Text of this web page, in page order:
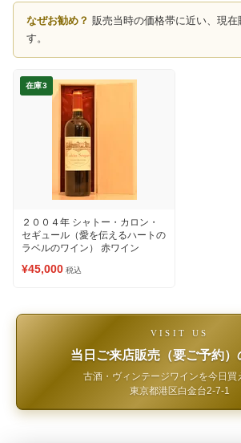
なぜお勧め？ 販売当時の価格帯に近い、現
す。
在庫3
２００４年 シャトー・カロン・
セギュール（愛を伝えるハートの
ラベルのワイン） 赤ワイン
¥45,000 税込
VISIT US
当日ご来店販売（要ご予約）
古酒・ヴィンテージワインを今日買
東京都港区白金台2-7-1